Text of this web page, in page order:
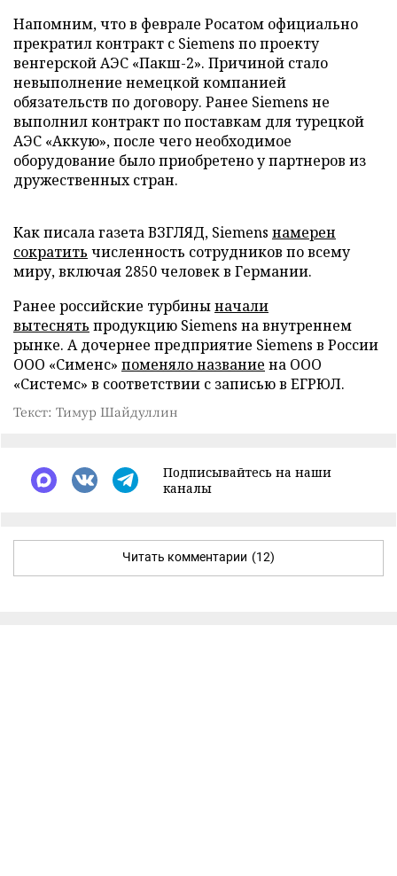
Напомним, что в феврале Росатом официально
прекратил контракт с Siemens по проекту
венгерской АЭС «Пакш-2». Причиной стало
невыполнение немецкой компанией
обязательств по договору. Ранее Siemens не
выполнил контракт по поставкам для турецкой
АЭС «Аккую», после чего необходимое
оборудование было приобретено у партнеров из
дружественных стран.
Как писала газета ВЗГЛЯД, Siemens намерен
сократить численность сотрудников по всему
миру, включая 2850 человек в Германии.
Ранее российские турбиныначали
вытеснять продукцию Siemens на внутреннем
рынке. А дочернее предприятие Siemens в России
ООО «Сименс» поменяло название на ООО
«Системс» в соответствии с записью в ЕГРЮЛ.
Текст: Тимур Шайдуллин
Подписывайтесь на наши
каналы
Читать комментарии (12)